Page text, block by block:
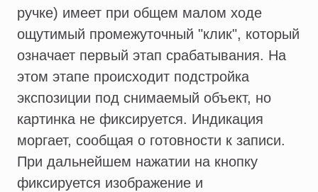
ручке) имеет при общем малом ходе
ощутимый промежуточный "клик", который
означает первый этап срабатывания. На
этом этапе происходит подстройка
экспозиции под снимаемый объект, но
картинка не фиксируется. Индикация
моргает, сообщая о готовности к записи.
При дальнейшем нажатии на кнопку
фиксируется изображение и